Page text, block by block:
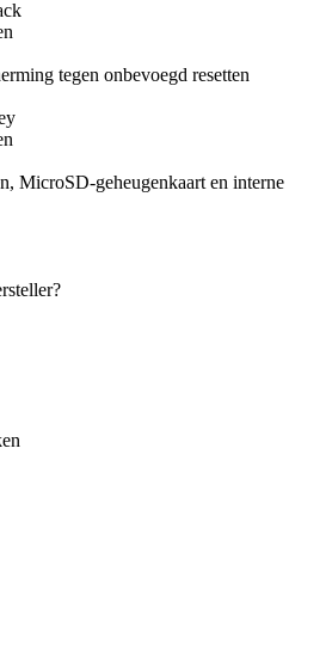
tegen onbevoegd resetten
MicroSD-geheugenkaart en interne